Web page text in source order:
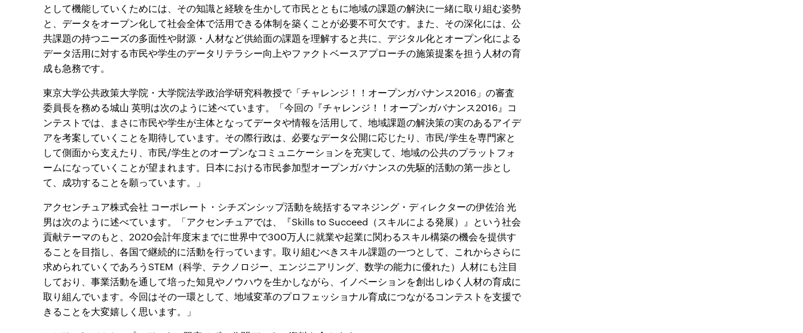
として機能していくためには、その知識と経験を生かして市民とともに地域の課題の解決に一緒に取り組む姿勢
と、データをオープン化して社会全体で活用できる体制を築くことが必要不可欠です。また、その深化には、公
共課題の持つニーズの多面性や財源・人材など供給面の課題を理解すると共に、デジタル化とオープン化による
データ活用に対する市民や学生のデータリテラシー向上やファクトベースアプローチの施策提案を担う人材の育
成も急務です。
東京大学公共政策大学院・大学院法学政治学研究科教授で「チャレンジ！！オープンガバナンス2016」の審査
委員長を務める城山 英明は次のように述べています。「今回の『チャレンジ！！オープンガバナンス2016』コ
ンテストでは、まさに市民や学生が主体となってデータや情報を活用して、地域課題の解決策の実のあるアイデ
アを考案していくことを期待しています。その際行政は、必要なデータ公開に応じたり、市民/学生を専門家と
して側面から支えたり、市民/学生とのオープンなコミュニケーションを充実して、地域の公共のプラットフォ
ームになっていくことが望まれます。日本における市民参加型オープンガバナンスの先駆的活動の第一歩とし
て、成功することを願っています。」
アクセンチュア株式会社 コーポレート・シチズンシップ活動を統括するマネジング・ディレクターの伊佐治 光
男は次のように述べています。「アクセンチュアでは、『Skills to Succeed（スキルによる発展）』という社会
貢献テーマのもと、2020会計年度末までに世界中で300万人に就業や起業に関わるスキル構築の機会を提供す
ることを目指し、各国で継続的に活動を行っています。取り組むべきスキル課題の一つとして、これからさらに
求められていくであろうSTEM（科学、テクノロジー、エンジニアリング、数学の能力に優れた）人材にも注目
しており、事業活動を通して培った知見やノウハウを生かしながら、イノベーションを創出しゆく人材の育成に
取り組んでいます。今回はその一環として、地域変革のプロフェッショナル育成につながるコンテストを支援で
きることを大変嬉しく思います。」